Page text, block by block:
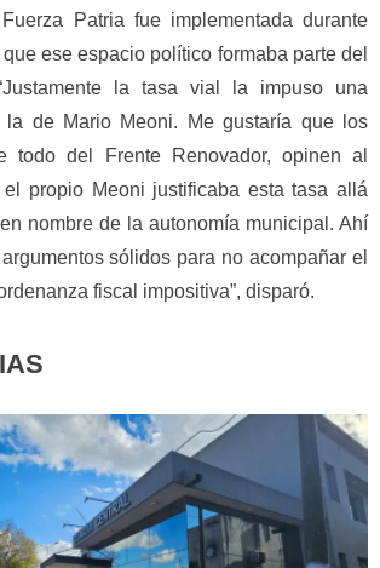
Patria fue implementada durante
ese espacio político formaba parte del
la tasa vial la impuso una
la de Mario Meoni. Me gustaría que los
todo del Frente Renovador, opinen al
el propio Meoni justificaba esta tasa allá
nombre de la autonomía municipal. Ahí
sólidos para no acompañar el
fiscal impositiva”, disparó.